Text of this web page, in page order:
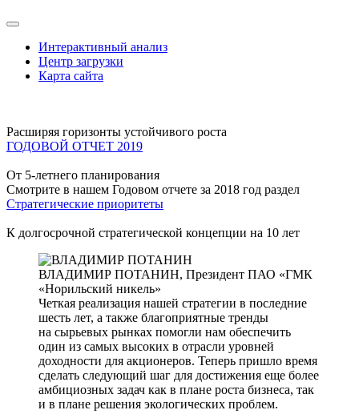
Интерактивный анализ
Центр загрузки
Карта сайта
Расширяя горизонты устойчивого роста
ГОДОВОЙ ОТЧЕТ 2019
От 5-летнего планирования
Смотрите в нашем Годовом отчете за 2018 год раздел
Стратегические приоритеты
К долгосрочной стратегической концепции на 10 лет
ВЛАДИМИР ПОТАНИН, Президент ПАО «ГМК
«Норильский никель»
Четкая реализация нашей стратегии в последние
шесть лет, а также благоприятные тренды
на сырьевых рынках помогли нам обеспечить
один из самых высоких в отрасли уровней
доходности для акционеров. Теперь пришло время
сделать следующий шаг для достижения еще более
амбициозных задач как в плане роста бизнеса, так
и в плане решения экологических проблем.